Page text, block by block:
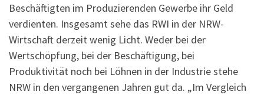
Beschäftigten im Produzierenden Gewerbe ihr Geld
verdienten. Insgesamt sehe das RWI in der NRW-
Wirtschaft derzeit wenig Licht. Weder bei der
Wertschöpfung, bei der Beschäftigung, bei
Produktivität noch bei Löhnen in der Industrie stehe
NRW in den vergangenen Jahren gut da. „Im Vergleich